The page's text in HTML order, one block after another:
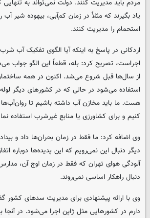
مردم باید مدیریت کنند. دولت نمی‌تواند به تنهایی
یاد بگیرند که مثلاً در زمان کم‌آبی، بیهوده شیر آب
استحمام را مدیریت کنند.
اردکانی در پاسخ به اینکه آیا الگوی تفکیک آب
اجراست، تصریح کرد: بله، قطعاً این الگو جواب
از سال‌ها قبل شروع می‌شد. اکنون در همه
استفاده می‌شود در حالی که در کشورهای دیگر
هست. ما باید مخازن آب داشته باشیم تا روان‌آب‌ها
کنیم و برای کشاورزی یا منابع غیرشرب استفاده
وی اضافه کرد: ما فقط در زمان بحران‌ها داد و
دیگر دنبال این نمی‌رویم که این پدیده‌ها دوباره
آلودگی هوای تهران که فقط در زمان اوج آن،
دنبال راهکار اساسی نمی‌روند.
وی با ارائه پیشنهادی برای مدیریت سدهای
دارم در کشورهایی مثل ژاپن اجرا می‌شود. در